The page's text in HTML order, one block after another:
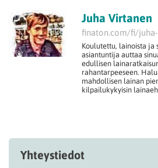
Juha Virtanen
finaton.com/fi/
Koulutettu, lainoista ja
asiantuntija auttaa
edullisen
rahantarpeeseen.
mahdollisen lainan
kilpailukykyisin
Yhteystiedot